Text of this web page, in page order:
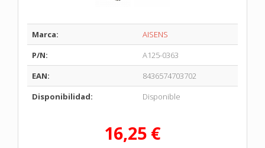
Marca:
AISENS
P/N:
A125-0363
EAN:
8436574703702
Disponibilidad:
Disponible
16,25 €